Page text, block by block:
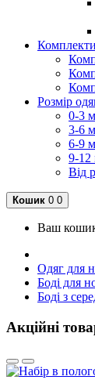
Комплекти
Розмір
0-3
3-6
6-9
9-12
Від
Кошик 0 0
Ваш
Одяг для
Боді для
Боді з
Акційні